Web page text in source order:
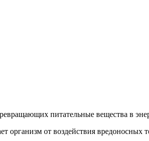
питательные вещества в
от воздействия вредоносных